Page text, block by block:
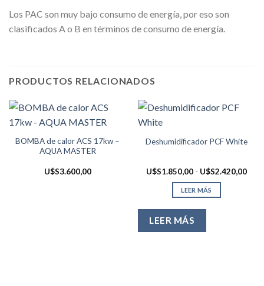
Los PAC son muy bajo consumo de energía, por eso son
clasificados A o B en términos de consumo de energía.
PRODUCTOS RELACIONADOS
BOMBA de calor ACS 17kw –
AQUA MASTER
U$S3.600,00
Deshumidificador PCF White
U$S1.850,00 - U$S2.420,00
LEER MÁS
LEER MÁS